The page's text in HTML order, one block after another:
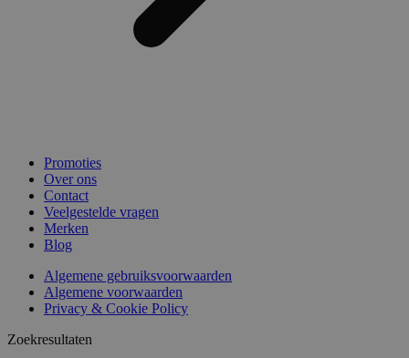
Promoties
Over ons
Contact
Veelgestelde vragen
Merken
Blog
Algemene gebruiksvoorwaarden
Algemene voorwaarden
Privacy & Cookie Policy
Zoekresultaten